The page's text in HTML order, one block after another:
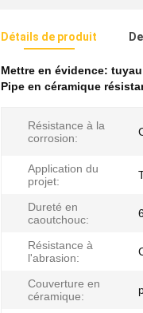
Détails de produit
Mettre en évidence:
Pipe en céramique
Résistance à la
corrosion:
Application du
projet:
Dureté en
caoutchouc:
Résistance à
l'abrasion:
Couverture en
céramique: